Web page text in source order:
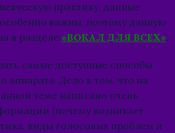
практику, данные
важны, поэтому данную
в разделе «ВОКАЛ ДЛЯ ВСЕХ».
самые доступные способы
аппарата. Дело в том, что на
теме написано очень
(почему возникает
виды голосовых проблем и